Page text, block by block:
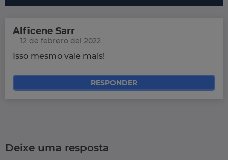
Alficene Sarr
12 de febrero del 2022
Isso mesmo vale mais!
RESPONDER
Deixe uma resposta